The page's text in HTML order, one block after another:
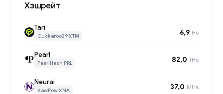
Хэшрейт
Tari
Cuckaroo29 XTM 6,9 H/s
Pearl
PearlHash PRL 82,0 TH/s
Neurai
KawPow XNA 37,0 MH/s